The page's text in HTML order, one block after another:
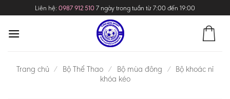
to
content
Liên hệ: 0987 912 5107 ngày trong tuần từ 7:00 đến 19:00
Trang chủ / Bộ Thể Thao / Bộ mùa đông / Bộ khoác nỉ
khóa kéo